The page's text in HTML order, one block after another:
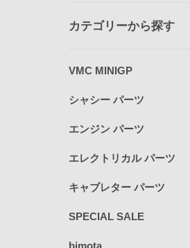
カテゴリーから探す
VMC MINIGP
シャシー パーツ
エンジン パーツ
エレクトリカル パーツ
キャブレター パーツ
SPECIAL SALE
bimota